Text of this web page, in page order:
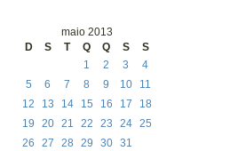
maio 2013
D
S T Q Q S S
1 2 3
4
5
6 7 8 9 10
11
12
13 14 15 16 17
18
19
20 21 22 23 24 25
26
27 28 29 30 31